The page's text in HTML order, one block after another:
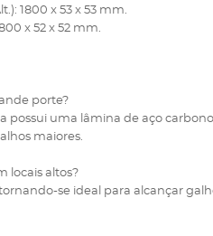
1800 x 53 x 53 mm.
x 52 x 52 mm.
porte?
possui uma lâmina de aço
maiores.
locais altos?
se ideal para alcançar